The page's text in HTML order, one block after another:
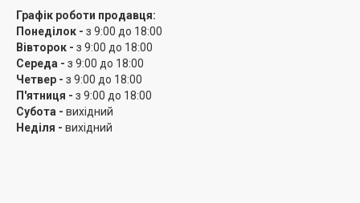
Машинка не сяде в незручний момент!
Високоефективна стрижка
Леза з нержавіючої сталі з титановим покриттям і
потужний двигун забезпечують ідеальну стрижку
одним рухом навіть на густому волоссі.
Графік роботи продавця:
Понеділок - з 9:00 до 18:00
Вівторок - з 9:00 до 18:00
Середа - з 9:00 до 18:00
Четвер - з 9:00 до 18:00
П'ятниця - з 9:00 до 18:00
Субота - вихідний
Неділя - вихідний